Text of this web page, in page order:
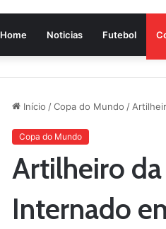
Home Noticias Futebol
Início /Copa do Mundo /
Copa do Mundo
Artilheiro
Internado